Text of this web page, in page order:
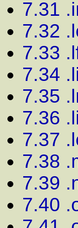
7.31
7.32
7.33
7.34
7.35
7.36
7.37
7.38
7.39
7.40